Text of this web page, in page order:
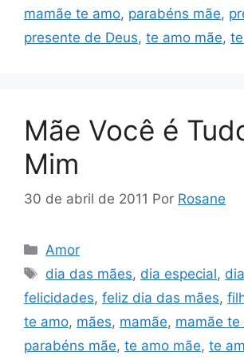
mamãe te amo, parabéns mãe,
presente de Deus, te amo mãe,
Mãe Você é
Mim
30 de abril de 2011 Por Rosane
Categorias
Amor
Tags
dia das mães, dia especial,
felicidades, feliz dia das mães,
te amo, mães, mamãe, mamãe te
parabéns mãe, te amo mãe, te